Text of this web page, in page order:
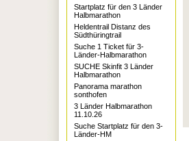
Startplatz für den 3 Länder
Halbmarathon
Heldentrail Distanz des
Südthüringtrail
Suche 1 Ticket für 3-
Länder-Halbmarathon
SUCHE Skinfit 3 Länder
Halbmarathon
Panorama marathon
sonthofen
3 Länder Halbmarathon
11.10.26
Suche Startplatz für den 3-
Länder-HM